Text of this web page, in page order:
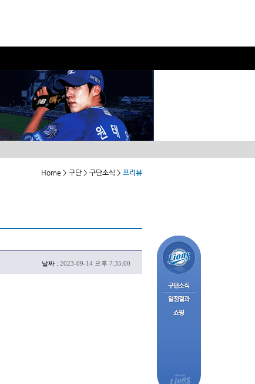
Home > 구단 > 구단소식 > 프리뷰
날짜 : 2023-09-14 오후 7:35:00